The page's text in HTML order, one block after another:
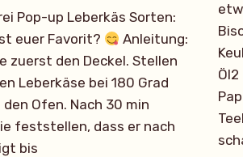
Pop-up Leberkäs Sorten:
euer Favorit?
Anleitung:
zuerst den Deckel. Stellen
Leberkäse bei 180 Grad
Ofen. Nach 30 min
feststellen, dass er nach
bis
Öl2